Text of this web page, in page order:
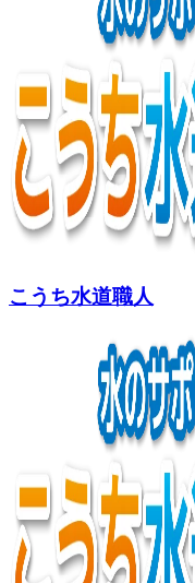
こうち水道職人